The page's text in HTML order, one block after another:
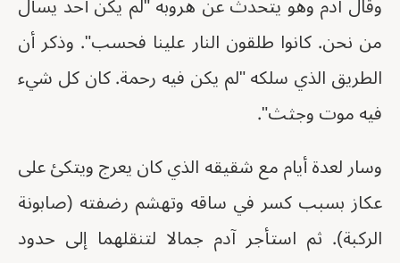
من نحن. كانوا طلقون النار علينا فحسب". وذكر أن
الطريق الذي سلكه "لم يكن فيه رحمة. ⁠كان كل شيء
فيه موت وجثث".
وسار لعدة أيام مع شقيقه الذي كان يعرج ويتكئ على
عكاز بسبب كسر في ساقه وتهشم رضفته (صابونة
الركبة). ثم استأجر آدم جمالا لتنقلهما إلى حدود